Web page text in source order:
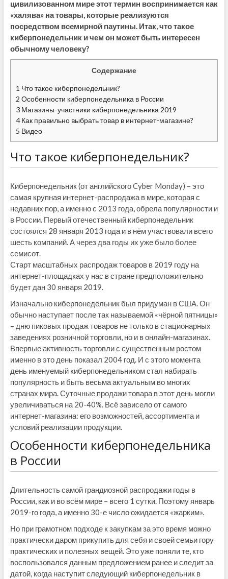
цивилизованном мире этот термин воспринимается как
«халява» на товары, которые реализуются
посредством всемирной паутины. Итак, что такое
киберпонедельник и чем он может быть интересен
обычному человеку?
Содержание
1 Что такое киберпонедельник?
2 Особенности киберпонедельника в России
3Магазины-участники киберпонедельника 2019
4Как правильно выбрать товар в интернет-магазине?
5 Видео
Что такое киберпонедельник?
Киберпонедельник (от английского Cyber Monday) – это
самая крупная интернет-распродажа в мире, которая с
недавних пор, а именно с 2013 года, обрела популярности и
в России. Первый отечественный киберпонедельник
состоялся 28 января 2013 года и в нём участвовали всего
шесть компаний. А через два годы их уже было более
семисот.
Старт масштабных распродаж товаров в 2019 году на
интернет-площадках у нас в стране предположительно
будет дан 30 января 2019.
Изначально киберпонедельник был придуман в США. Он
обычно наступает после так называемой «чёрной пятницы»
– дню пиковых продаж товаров не только в стационарных
заведениях розничной торговли, но и в онлайн-магазинах.
Впервые активность торговли с существенным ростом
именно в это день показал 2004 год. И с этого момента
день именуемый киберпонедельником стал набирать
популярность и быть весьма актуальным во многих
странах мира. Суточные продажи товара в этот день могли
увеличиваться на 20-40%. Всё зависело от самого
интернет-магазина: его возможностей, ассортимента и
условий реализации продукции.
Особенности киберпонедельника
в России
Длительность самой грандиозной распродажи годы в
России, как и во всём мире – всего 1 сутки. Поэтому январь
2019-го года, а именно 30-е число ожидается «жарким».
Но при грамотном подходе к закупкам за это время можно
практически даром прикупить для себя и своей семьи гору
практических и полезных вещей. Это уже поняли те, кто
воспользовался данным предложением ранее и следит за
датой, когда наступит следующий киберпонедельник в